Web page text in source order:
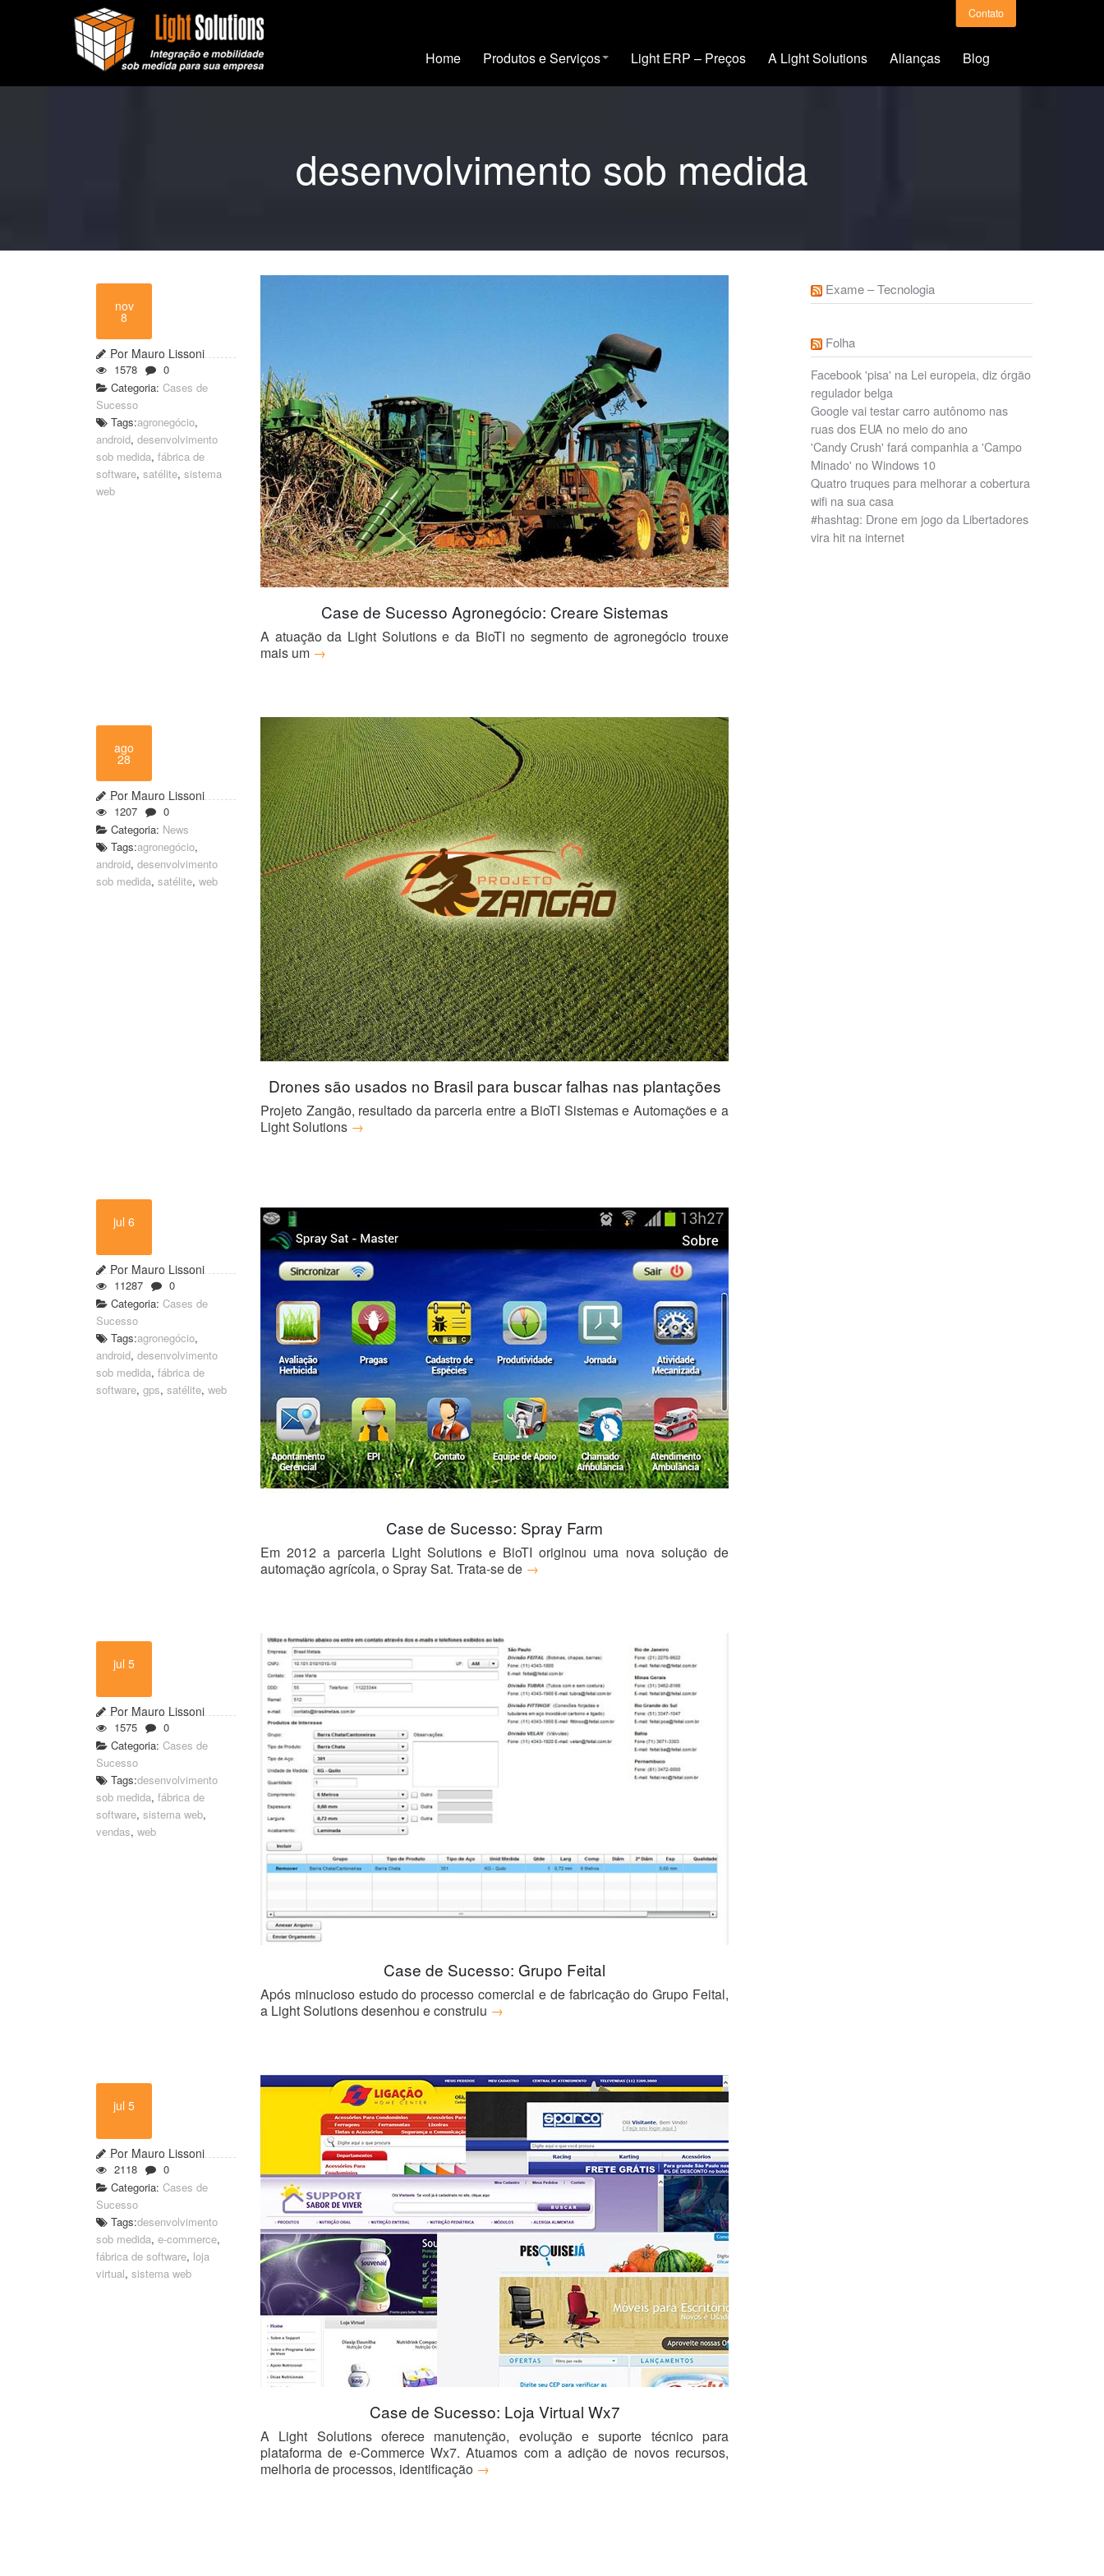
Contato
Home Produtos e Serviços Light ERP – Preços A Light Solutions Alianças Blog
desenvolvimento sob medida
nov
8
Por Mauro Lissoni
1578
0
Categoria: Cases de
Sucesso
Tags:agronegócio,
android, desenvolvimento
sob medida, fábrica de
software, satélite, sistema
web
Case de Sucesso Agronegócio: Creare Sistemas
A atuação da Light Solutions e da BioTI no segmento de agronegócio trouxe
mais um →
ago
28
Por Mauro Lissoni
1207
0
Categoria: News
Tags:agronegócio,
android, desenvolvimento
sob medida, satélite, web
Drones são usados no Brasil para buscar falhas nas plantações
Projeto Zangão, resultado da parceria entre a BioTI Sistemas e Automações e a
Light Solutions →
jul 6
Por Mauro Lissoni
11287
0
Categoria: Cases de
Sucesso
Tags:agronegócio,
android, desenvolvimento
sob medida, fábrica de
software, gps, satélite, web
Case de Sucesso: Spray Farm
Em 2012 a parceria Light Solutions e BioTI originou uma nova solução de
automação agrícola, o Spray Sat. Trata-se de →
jul 5
Por Mauro Lissoni
1575
0
Categoria: Cases de
Sucesso
Tags:desenvolvimento
sob medida, fábrica de
software, sistema web,
vendas, web
Case de Sucesso: Grupo Feital
Após minucioso estudo do processo comercial e de fabricação do Grupo Feital,
a Light Solutions desenhou e construiu →
jul 5
Por Mauro Lissoni
2118
0
Categoria: Cases de
Sucesso
Tags:desenvolvimento
sob medida, e-commerce,
fábrica de software, loja
virtual, sistema web
Case de Sucesso: Loja Virtual Wx7
A Light Solutions oferece manutenção, evolução e suporte técnico para
plataforma de e-Commerce Wx7. Atuamos com a adição de novos recursos,
melhoria de processos, identificação →
Exame – Tecnologia
Folha
Facebook 'pisa' na Lei europeia, diz órgão
regulador belga
Google vai testar carro autônomo nas
ruas dos EUA no meio do ano
'Candy Crush' fará companhia a 'Campo
Minado' no Windows 10
Quatro truques para melhorar a cobertura
wifi na sua casa
#hashtag: Drone em jogo da Libertadores
vira hit na internet